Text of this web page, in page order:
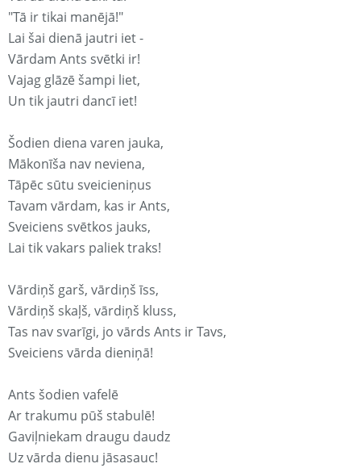
"Tā ir tikai manējā!"
Lai šai dienā jautri iet -
Vārdam Ants svētki ir!
Vajag glāzē šampi liet,
Un tik jautri dancī iet!
Šodien diena varen jauka,
Mākonīša nav neviena,
Tāpēc sūtu sveicieniņus
Tavam vārdam, kas ir Ants,
Sveiciens svētkos jauks,
Lai tik vakars paliek traks!
Vārdiņš garš, vārdiņš īss,
Vārdiņš skaļš, vārdiņš kluss,
Tas nav svarīgi, jo vārds Ants ir Tavs,
Sveiciens vārda dieniņā!
Ants šodien vafelē
Ar trakumu pūš stabulē!
Gaviļniekam draugu daudz
Uz vārda dienu jāsasauc!